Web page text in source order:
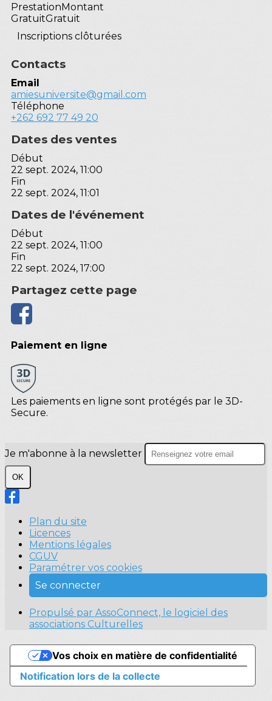
PrestationMontant
GratuitGratuit
Inscriptions clôturées
Contacts
Email
amiesuniversite@gmail.com
Téléphone
+262 692 77 49 20
Dates des ventes
Début
22 sept. 2024, 11:00
Fin
22 sept. 2024, 11:01
Dates de l'événement
Début
22 sept. 2024, 11:00
Fin
22 sept. 2024, 17:00
Partagez cette page
Paiement en ligne
Les paiements en ligne sont protégés par le 3D-
Secure.
Je m'abonne à la newsletter
OK
Plan du site
Licences
Mentions légales
CGUV
Paramétrer vos cookies
Se connecter
Propulsé par AssoConnect, le logiciel des
associations Culturelles
Notification lors de la collecte
Vos choix en matière de confidentialité